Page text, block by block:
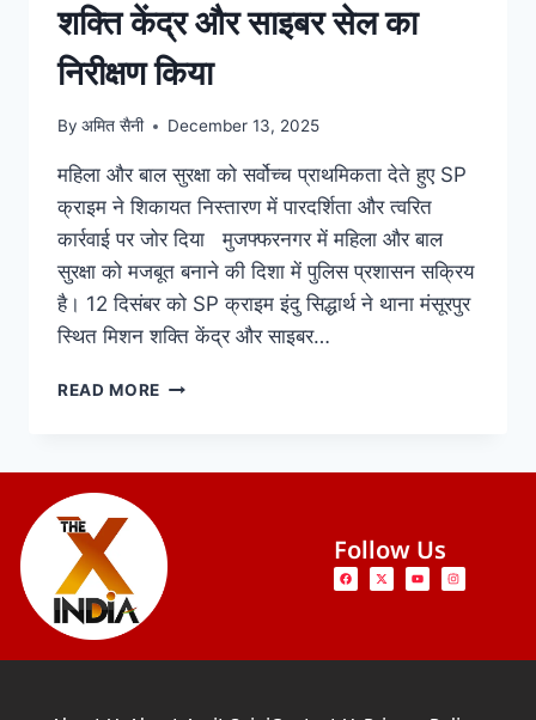
शक्ति केंद्र और साइबर सेल का
निरीक्षण किया
By अमित सैनी December 13, 2025
महिला और बाल सुरक्षा को सर्वोच्च प्राथमिकता देते हुए SP
क्राइम ने शिकायत निस्तारण में पारदर्शिता और त्वरित
कार्रवाई पर जोर दिया मुजफ्फरनगर में महिला और बाल
सुरक्षा को मजबूत बनाने की दिशा में पुलिस प्रशासन सक्रिय
है। 12 दिसंबर को SP क्राइम इंदु सिद्धार्थ ने थाना मंसूरपुर
स्थित मिशन शक्ति केंद्र और साइबर…
READ MORE
Follow Us